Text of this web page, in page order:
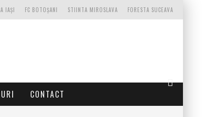
FORESTA SUCEAVA
STIINTA MIROSLAVA
FC BOTOȘANI
IAȘI
CONTACT